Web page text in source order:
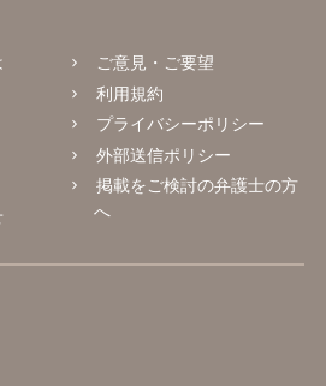
ご意見・ご要望
利用規約
プライバシーポリシー
外部送信ポリシー
掲載をご検討の弁護士の方
へ